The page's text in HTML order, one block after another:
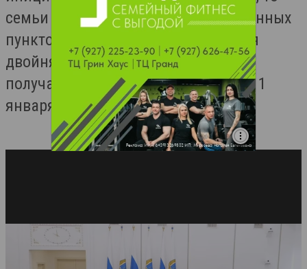
семьи из Балаково и других населенных
пунктов региона, в которых родятся
двойняшки или тройняшки, будут
получать новые детские выплаты с 1
января 2026 года.